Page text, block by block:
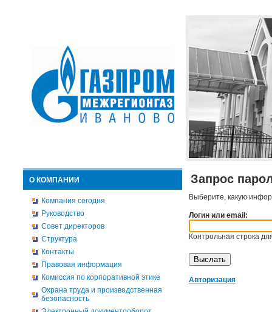
О КОМПАНИИ
Компания сегодня
Руководство
Совет директоров
Структура
Контакты
Правовая информация
Комиссия по корпоративной этике
Охрана труда и производственная
безопасность
Запрос
Выберите, какую
Логин или email:
Контрольная строка
Авторизация